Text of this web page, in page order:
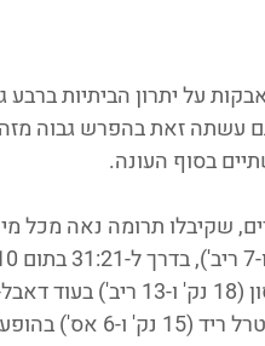
על יתרון הביתיות
עשתה זאת בהפרש גבוה
בסוף העונה.
שעלה טוב מהספסל ודוויט
אלא שברנדון באומן